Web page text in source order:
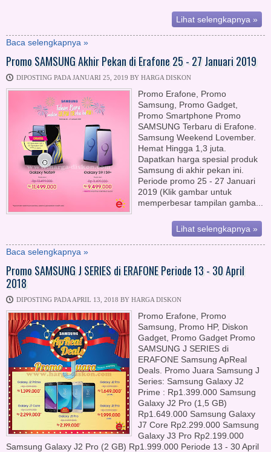
Lihat selengkapnya »
Baca selengkapnya »
Promo SAMSUNG Akhir Pekan di Erafone 25 - 27 Januari 2019
DIPOSTING PADA JANUARI 25, 2019 BY HARGA DISKON
Promo Erafone, Promo
Samsung, Promo Gadget,
Promo Smartphone Promo
SAMSUNG Terbaru di Erafone.
Samsung Weekend Lovember.
Hemat Hingga 1,3 juta.
Dapatkan harga spesial produk
Samsung di akhir pekan ini.
Periode promo 25 - 27 Januari
2019 (Klik gambar untuk
memperbesar tampilan gamba...
Lihat selengkapnya »
Baca selengkapnya »
Promo SAMSUNG J SERIES di ERAFONE Periode 13 - 30 April
2018
DIPOSTING PADA APRIL 13, 2018 BY HARGA DISKON
Promo Erafone, Promo
Samsung, Promo HP, Diskon
Gadget, Promo Gadget Promo
SAMSUNG J SERIES di
ERAFONE Samsung ApReal
Deals. Promo Juara Samsung J
Series: Samsung Galaxy J2
Prime : Rp1.399.000 Samsung
Galaxy J2 Pro (1,5 GB)
Rp1.649.000 Samsung Galaxy
J7 Core Rp2.299.000 Samsung
Galaxy J3 Pro Rp2.199.000
Samsung Galaxy J2 Pro (2 GB) Rp1.999.000 Periode 13 - 30 April